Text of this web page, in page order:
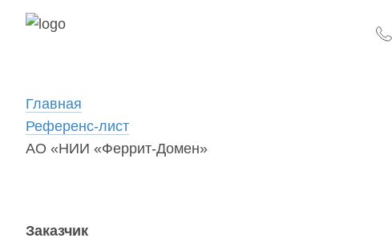
Главная
Референс-лист
АО «НИИ «Феррит-Домен»
Заказчик